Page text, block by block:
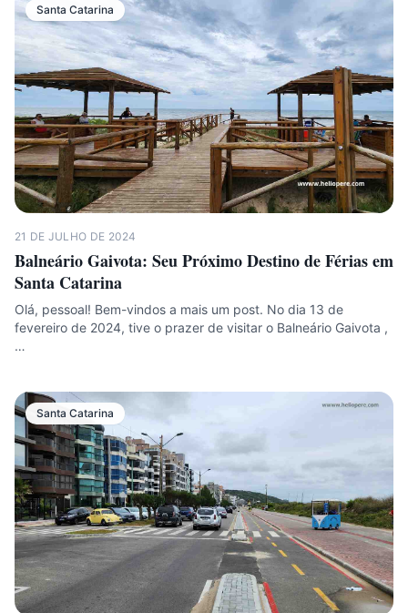
Santa Catarina
21 DE JULHO DE 2024
Balneário Gaivota: Seu Próximo Destino de Férias em
Santa Catarina
Olá, pessoal! Bem-vindos a mais um post. No dia 13 de
fevereiro de 2024, tive o prazer de visitar o Balneário Gaivota ,
…
Santa Catarina